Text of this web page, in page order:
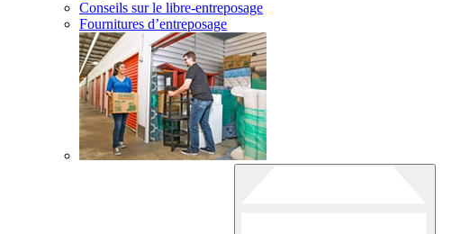
Conseils sur le libre-entreposage
Fournitures d’entreposage